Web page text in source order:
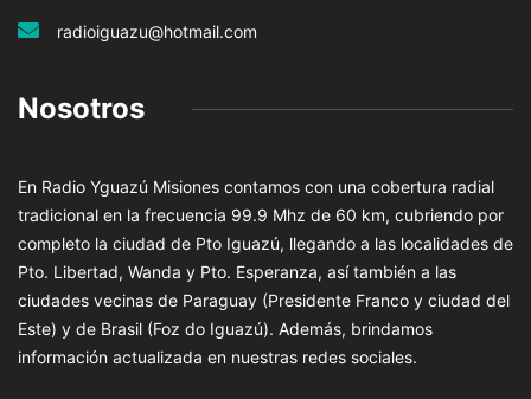
radioiguazu@hotmail.com
Nosotros
En Radio Yguazú Misiones contamos con una cobertura radial
tradicional en la frecuencia 99.9 Mhz de 60 km, cubriendo por
completo la ciudad de Pto Iguazú, llegando a las localidades de
Pto. Libertad, Wanda y Pto. Esperanza, así también a las
ciudades vecinas de Paraguay (Presidente Franco y ciudad del
Este) y de Brasil (Foz do Iguazú). Además, brindamos
información actualizada en nuestras redes sociales.